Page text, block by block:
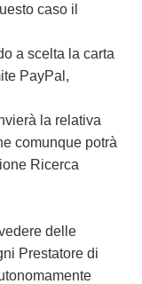
caso il
a scelta la carta
PayPal,
la relativa
comunque potrà
Ricerca
delle
Prestatore di